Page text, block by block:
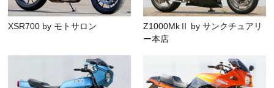
XSR700 by モトサロン
Z1000MkⅡ by サンクチュアリ
ー本店